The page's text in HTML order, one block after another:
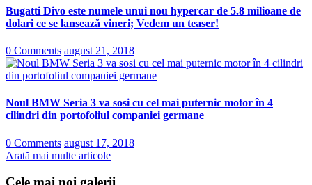
Bugatti Divo este numele unui nou hypercar de 5.8 milioane de
dolari ce se lansează vineri; Vedem un teaser!
0 Comments august 21, 2018
Noul BMW Seria 3 va sosi cu cel mai puternic motor în 4
cilindri din portofoliul companiei germane
0 Comments august 17, 2018
Arată mai multe articole